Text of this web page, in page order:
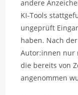
andere
KI-Tools
ungeprüft
haben. Nach
Autor:innen nur
die bereits von
angenommen